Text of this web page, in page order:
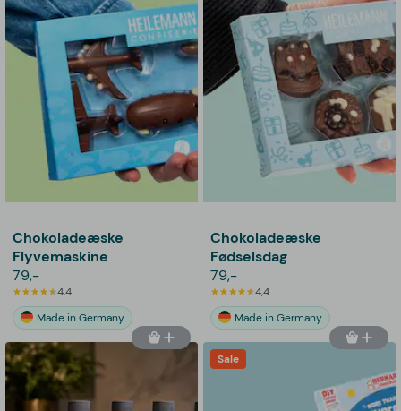
Chokoladeæske
Flyvemaskine
79,-
4,4
Made in Germany
Chokoladeæske
Fødselsdag
79,-
4,4
Made in Germany
Sale